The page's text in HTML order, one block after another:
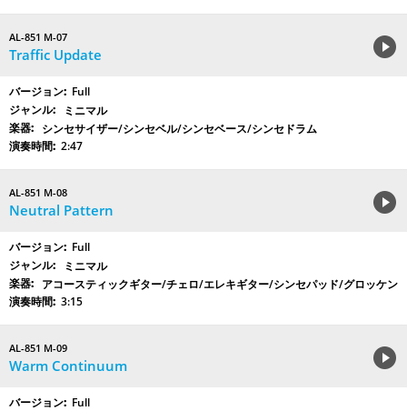
AL-851 M-07
Traffic Update
Full
ミニマル
シンセサイザー/シンセベル/シンセベース/シンセドラム
2:47
AL-851 M-08
Neutral Pattern
Full
ミニマル
アコースティックギター/チェロ/エレキギター/シンセパッド/グロッケン
3:15
AL-851 M-09
Warm Continuum
Full